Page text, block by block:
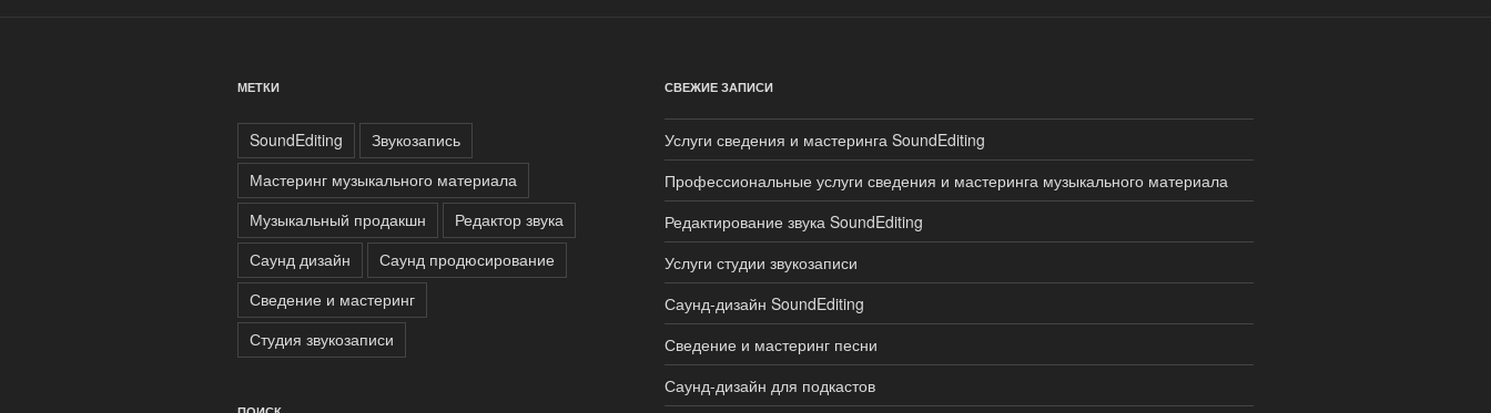
МЕТКИ
SoundEditing
Звукозапись
Мастеринг музыкального материала
Музыкальный продакшн
Редактор звука
Саунд дизайн
Саунд продюсирование
Сведение и мастеринг
Студия звукозаписи
СВЕЖИЕ ЗАПИСИ
Услуги сведения и мастеринга SoundEditing
Профессиональные услуги сведения и мастеринга музыкального материала
Редактирование звука SoundEditing
Услуги студии звукозаписи
Саунд-дизайн SoundEditing
Сведение и мастеринг песни
Саунд-дизайн для подкастов